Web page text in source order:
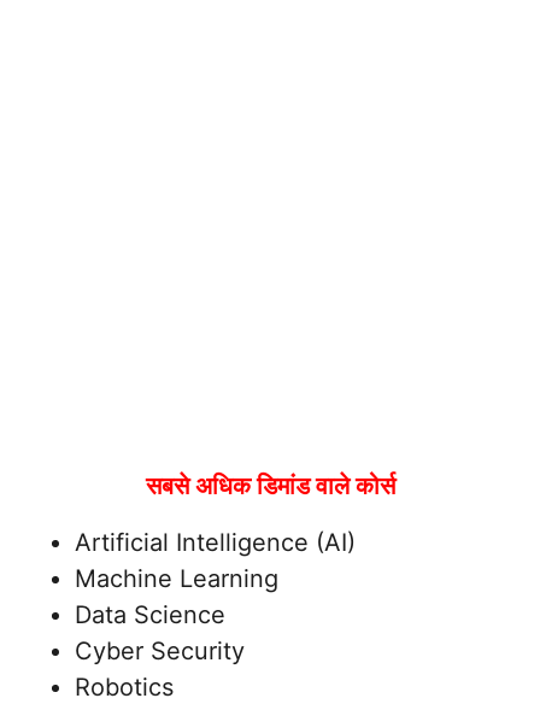
सबसे अधिक डिमांड वाले कोर्स
Artificial Intelligence (AI)
Machine Learning
Data Science
Cyber Security
Robotics